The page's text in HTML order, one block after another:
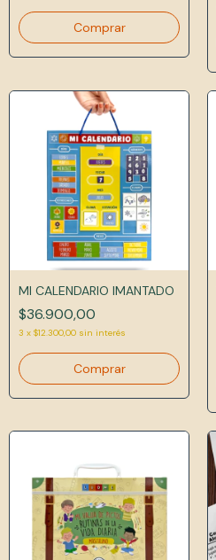
MI CALENDARIO IMANTADO
$36.900,00
3 x $12.300,00 sin interés